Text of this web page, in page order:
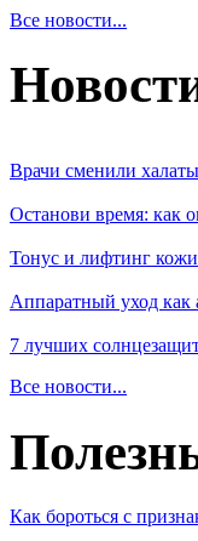
Все новости...
Врачи сменили
Останови время: как
Тонус и лифтинг
Аппаратный уход как
7 лучших
Все новости...
Как бороться с